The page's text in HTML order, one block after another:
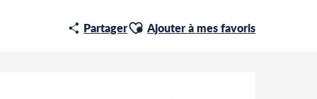
PartagerAjouter aux favoris
Ajouter à mes favoris